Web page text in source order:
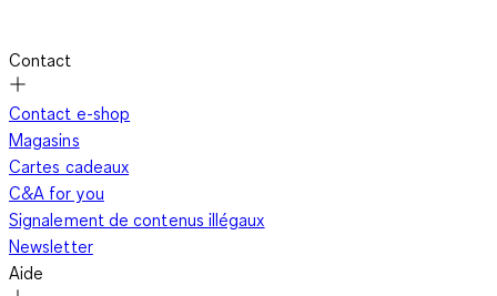
Contact
Contact e-shop
Magasins
Cartes cadeaux
C&A for you
Signalement de contenus illégaux
Newsletter
Aide